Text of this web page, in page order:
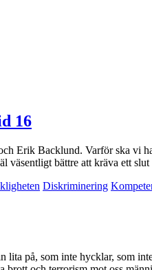
16
Erik Backlund. Varför ska vi
väsentligt bättre att kräva ett
Diskriminering
lita på, som inte hycklar, som